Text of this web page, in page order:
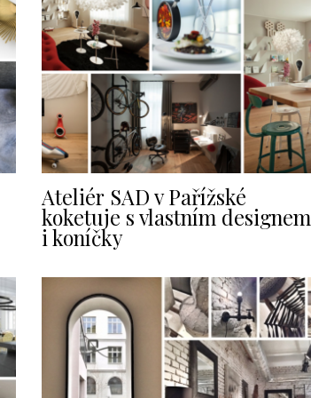
Ateliér SAD v Pařížské
koketuje s vlastním designem
i koníčky